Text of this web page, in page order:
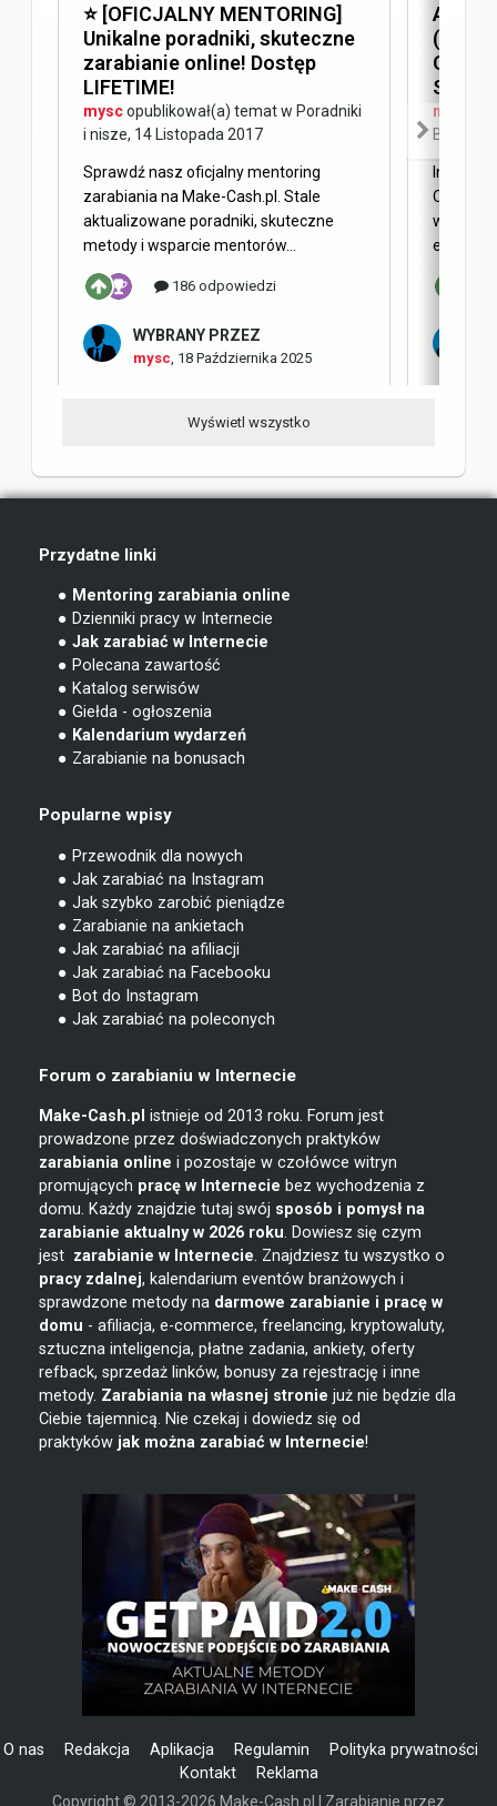
⭐️ [OFICJALNY MENTORING]
Unikalne poradniki, skuteczne
zarabianie online! Dostęp
LIFETIME!
myscopublikował(a) temat w Poradniki
i nisze, 14 Listopada 2017
Sprawdź nasz oficjalny mentoring
zarabiania na Make-Cash.pl. Stale
aktualizowane poradniki, skuteczne
metody i wsparcie mentorów...
186 odpowiedzi
WYBRANY PRZEZ
mysc 18 Października 2025
(AEO)
SEO
mysc
Blog
Internet
Obecnie
w
Wyświetl wszystko
Przydatne linki
● Mentoring zarabiania online
● Dzienniki pracy w Internecie
● Jak zarabiać w Internecie
● Polecana zawartość
● Katalog serwisów
● Giełda - ogłoszenia
● Kalendarium wydarzeń
● Zarabianie na bonusach
Popularne wpisy
● Przewodnik dla nowych
● Jak zarabiać na Instagram
● Jak szybko zarobić pieniądze
● Zarabianie na ankietach
● Jak zarabiać na afiliacji
● Jak zarabiać na Facebooku
● Bot do Instagram
● Jak zarabiać na poleconych
Forum o zarabianiu w Internecie
Make-Cash.pl istnieje od 2013 roku. Forum jest
prowadzone przez doświadczonych praktyków
zarabiania online i pozostaje w czołówce witryn
promujących pracę w Internecie bez wychodzenia z
domu. Każdy znajdzie tutaj swój sposób i pomysł na
zarabianie aktualny w 2026 roku. Dowiesz się czym
jest zarabianie w Internecie. Znajdziesz tu wszystko o
pracy zdalnej, kalendarium eventów branżowych i
sprawdzone metody na darmowe zarabianie i pracę w
domu - afiliacja, e-commerce, freelancing, kryptowaluty,
sztuczna inteligencja, płatne zadania, ankiety, oferty
refback, sprzedaż linków, bonusy za rejestrację i inne
metody. Zarabiania na własnej stronie już nie będzie dla
Ciebie tajemnicą. Nie czekaj i dowiedz się od
praktyków jak można zarabiać w Internecie!
O nas Redakcja Aplikacja Regulamin
Polityka prywatności
Kontakt
Reklama
Copyright © 2013-2026 Make-Cash.pl | Zarabianie przez